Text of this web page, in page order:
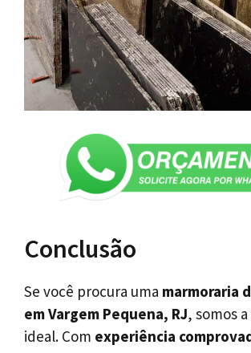
Conclusão
Se você procura uma marmoraria
em Vargem Pequena, RJ, somos
ideal. Com experiência